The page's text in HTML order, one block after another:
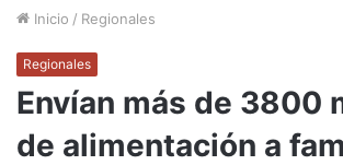
Inicio / Regionales
Regionales
Envían más de 3800
de alimentación a